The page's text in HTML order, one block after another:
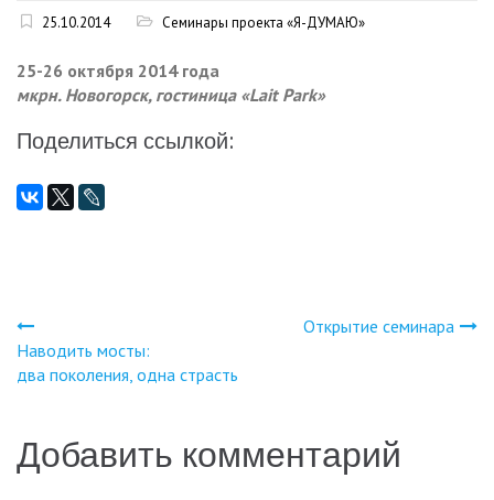
25.10.2014 Семинары проекта «Я-ДУМАЮ»
25-26 октября 2014 года
мкрн. Новогорск, гостиница «Lait Park»
Поделиться ссылкой:
Навигация
по
записям
Наводить мосты:
два поколения, одна страсть
Открытие семинара
Добавить комментарий